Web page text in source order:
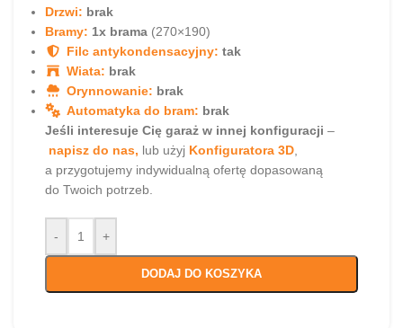
Drzwi: brak
Bramy: 1x brama (270×190)
Filc antykondensacyjny: tak
Wiata: brak
Orynnowanie: brak
Automatyka do bram: brak
Jeśli interesuje Cię garaż w innej konfiguracji –
napisz do nas, lub użyj Konfiguratora 3D
a przygotujemy indywidualną ofertę dopasowaną
do Twoich potrzeb.
- +
DODAJ DO KOSZYKA